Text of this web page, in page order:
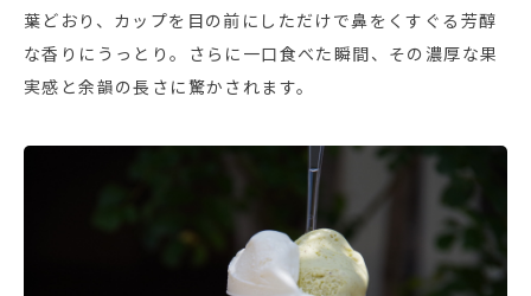
葉どおり、カップを目の前にしただけで鼻をくすぐる芳醇
な香りにうっとり。さらに一口食べた瞬間、その濃厚な果
実感と余韻の長さに驚かされます。